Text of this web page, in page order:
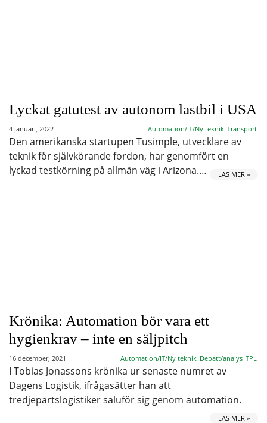
Lyckat gatutest av autonom lastbil i USA
4 januari, 2022 Automation/IT/Ny teknik Transport
Den amerikanska startupen Tusimple, utvecklare av
teknik för självkörande fordon, har genomfört en
lyckad testkörning på allmän väg i Arizona.…
LÄS MER »
Krönika: Automation bör vara ett
hygienkrav – inte en säljpitch
16 december, 2021 Automation/IT/Ny teknik Debatt/analys TPL
I Tobias Jonassons krönika ur senaste numret av
Dagens Logistik, ifrågasätter han att
tredjepartslogistiker saluför sig genom automation.
LÄS MER »